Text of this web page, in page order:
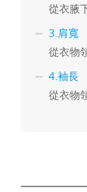
從衣腋
3.肩寬
從衣物
4.袖長
從衣物